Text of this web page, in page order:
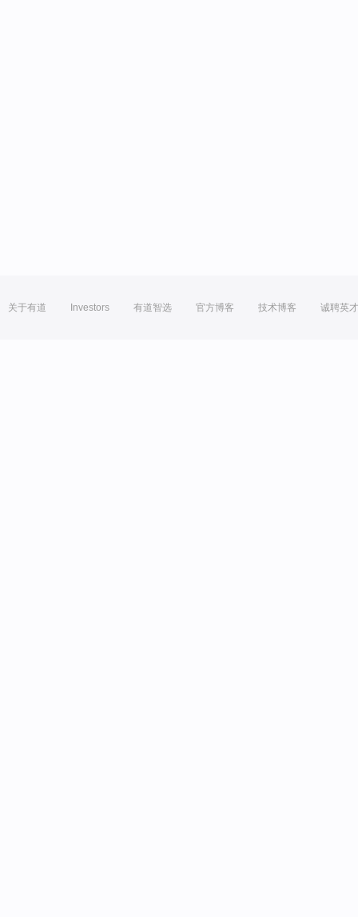
关于有道 Investors 有道智选 官方博客 技术博客 诚聘英才